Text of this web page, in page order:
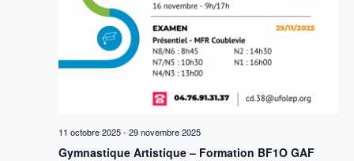
Gymnastique Artistique – Formation BF1O GAF
11 octobre 2025- 29 novembre 2025